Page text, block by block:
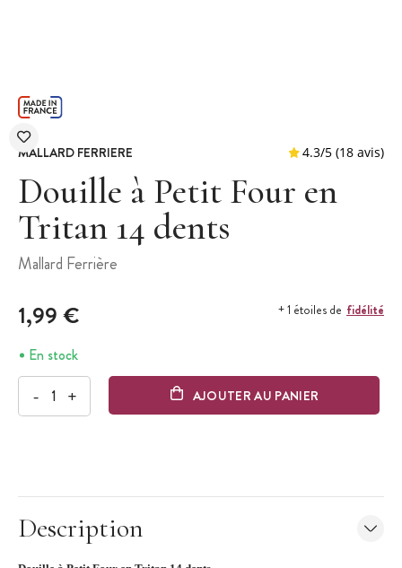
MALLARD FERRIERE
Douille à Petit Four en
Tritan 14 dents
Mallard Ferrière
1,99 € + 1 étoiles de fidélité
En stock
- + AJOUTER AU PANIER
Description